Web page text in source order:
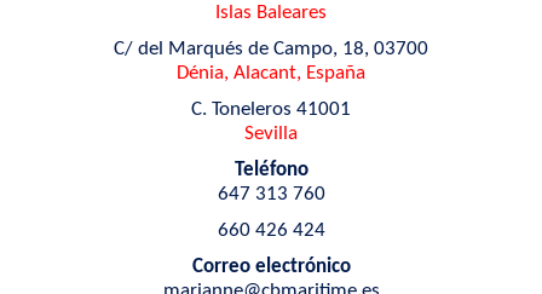
Islas Baleares
C/ del Marqués de Campo, 18, 03700
Dénia, Alacant, España
C. Toneleros 41001
Sevilla
Teléfono
647 313 760
660 426 424
Correo electrónico